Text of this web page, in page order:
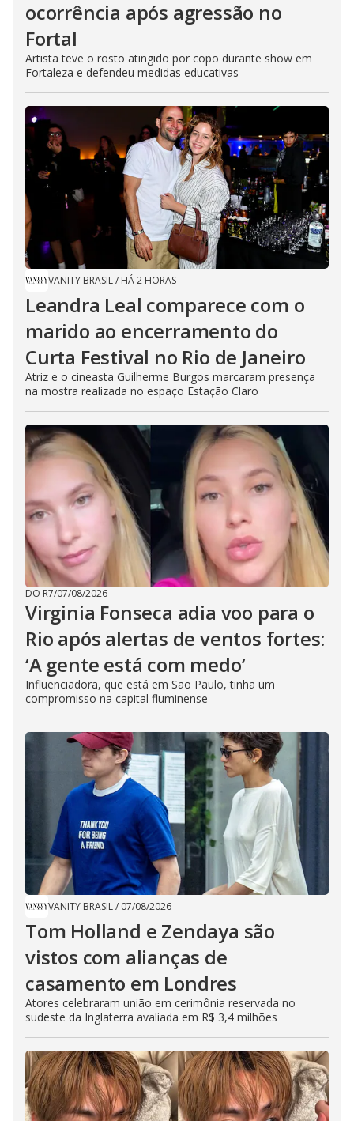
ocorrência após agressão no
Fortal
Artista teve o rosto atingido por copo durante show em
Fortaleza e defendeu medidas educativas
VANITY BRASIL/ HÁ 2 HORAS
Leandra Leal comparece com o
marido ao encerramento do
Curta Festival no Rio de Janeiro
Atriz e o cineasta Guilherme Burgos marcaram presença
na mostra realizada no espaço Estação Claro
DO R7/07/08/2026
Virginia Fonseca adia voo para o
Rio após alertas de ventos fortes:
‘A gente está com medo’
Influenciadora, que está em São Paulo, tinha um
compromisso na capital fluminense
VANITY BRASIL/ 07/08/2026
Tom Holland e Zendaya são
vistos com alianças de
casamento em Londres
Atores celebraram união em cerimônia reservada no
sudeste da Inglaterra avaliada em R$ 3,4 milhões